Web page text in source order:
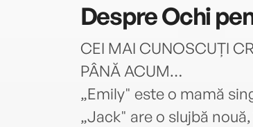
DespreOchi
CEI MAI CUNOSCUȚI
PÂNĂ ACUM…
„Emily" este o mamă
„Jack" are o slujbă